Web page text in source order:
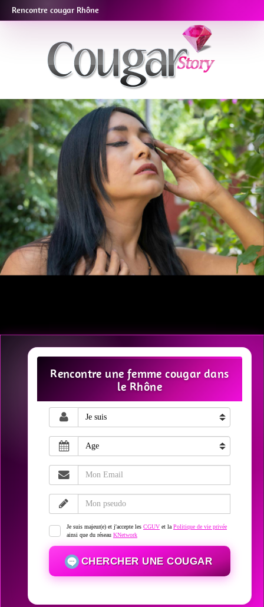
Rencontre cougar Rhône
Rencontre une femme cougar dans
le Rhône
Je suis majeur(e) et j'accepte les CGUV et la Politique de vie privée
ainsi que du réseau KNetwork
CHERCHER UNE COUGAR